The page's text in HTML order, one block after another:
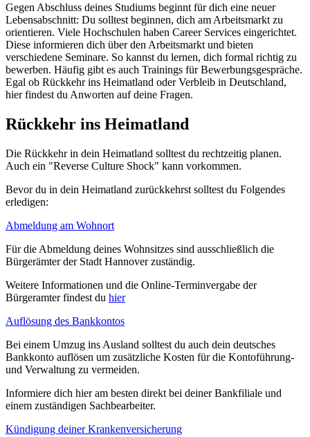
Gegen Abschluss deines Studiums beginnt für dich eine neuer
Lebensabschnitt: Du solltest beginnen, dich am Arbeitsmarkt zu
orientieren. Viele Hochschulen haben Career Services eingerichtet.
Diese informieren dich über den Arbeitsmarkt und bieten
verschiedene Seminare. So kannst du lernen, dich formal richtig zu
bewerben. Häufig gibt es auch Trainings für Bewerbungsgespräche.
Egal ob Rückkehr ins Heimatland oder Verbleib in Deutschland,
hier findest du Anworten auf deine Fragen.
Rückkehr ins Heimatland
Die Rückkehr in dein Heimatland solltest du rechtzeitig planen.
Auch ein "Reverse Culture Shock" kann vorkommen.
Bevor du in dein Heimatland zurückkehrst solltest du Folgendes
erledigen:
Abmeldung am Wohnort
Für die Abmeldung deines Wohnsitzes sind ausschließlich die
Bürgerämter der Stadt Hannover zuständig.
Weitere Informationen und die Online-Terminvergabe der
Bürgeramter findest du hier
Auflösung des Bankkontos
Bei einem Umzug ins Ausland solltest du auch dein deutsches
Bankkonto auflösen um zusätzliche Kosten für die Kontoführung-
und Verwaltung zu vermeiden.
Informiere dich hier am besten direkt bei deiner Bankfiliale und
einem zuständigen Sachbearbeiter.
Kündigung deiner Krankenversicherung